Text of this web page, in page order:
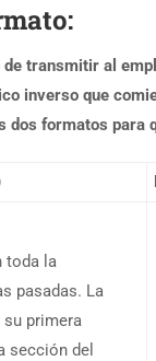
transmitir al
inverso que
formatos para
toda la
pasadas. La
primera
sección del